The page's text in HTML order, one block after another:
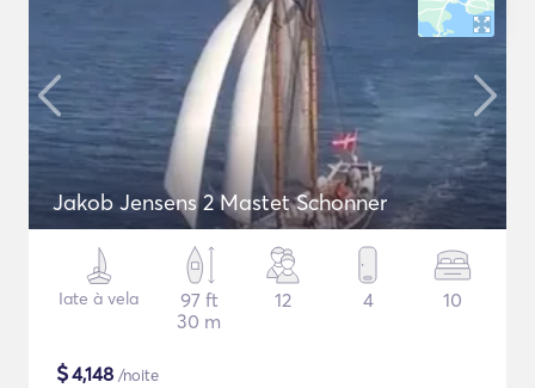
Jakob Jensens 2 Mastet Schonner
Iate à vela
97 ft
30 m
12 4 10
$4,148 /noite